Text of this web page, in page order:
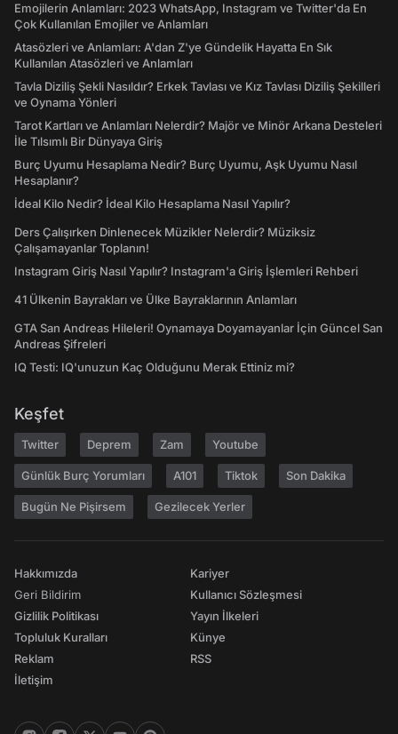
Emojilerin Anlamları: 2023 WhatsApp, Instagram ve Twitter'da En
Çok Kullanılan Emojiler ve Anlamları
Atasözleri ve Anlamları: A'dan Z'ye Gündelik Hayatta En Sık
Kullanılan Atasözleri ve Anlamları
Tavla Diziliş Şekli Nasıldır? Erkek Tavlası ve Kız Tavlası Diziliş Şekilleri
ve Oynama Yönleri
Tarot Kartları ve Anlamları Nelerdir? Majör ve Minör Arkana Desteleri
İle Tılsımlı Bir Dünyaya Giriş
Burç Uyumu Hesaplama Nedir? Burç Uyumu, Aşk Uyumu Nasıl
Hesaplanır?
İdeal Kilo Nedir? İdeal Kilo Hesaplama Nasıl Yapılır?
Ders Çalışırken Dinlenecek Müzikler Nelerdir? Müziksiz
Çalışamayanlar Toplanın!
Instagram Giriş Nasıl Yapılır? Instagram'a Giriş İşlemleri Rehberi
41 Ülkenin Bayrakları ve Ülke Bayraklarının Anlamları
GTA San Andreas Hileleri! Oynamaya Doyamayanlar İçin Güncel San
Andreas Şifreleri
IQ Testi: IQ'unuzun Kaç Olduğunu Merak Ettiniz mi?
Keşfet
Twitter Deprem Zam Youtube
Günlük Burç Yorumları A101 Tiktok Son Dakika
Bugün Ne Pişirsem Gezilecek Yerler
Hakkımızda
Geri Bildirim
Gizlilik Politikası
Topluluk Kuralları
Reklam
İletişim
Kariyer
Kullanıcı Sözleşmesi
Yayın İlkeleri
Künye
RSS